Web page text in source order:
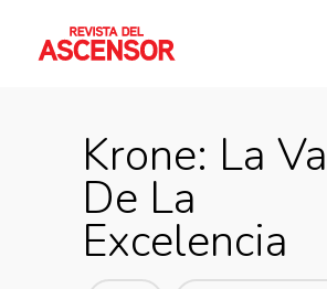
Krone: La
De La
Excelencia